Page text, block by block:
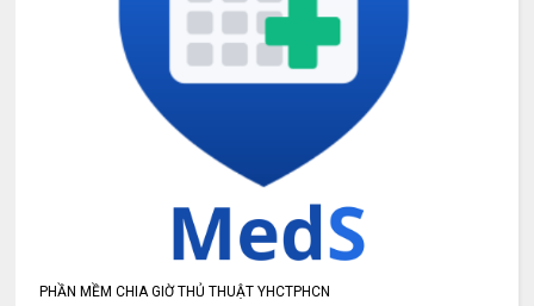
PHẦN MỀM CHIA GIỜ THỦ THUẬT YHCTPHCN